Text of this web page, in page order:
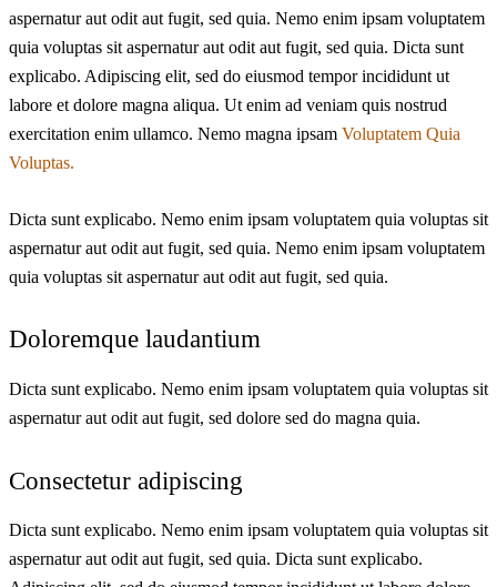
aspernatur aut odit aut fugit, sed quia. Nemo enim ipsam voluptatem
quia voluptas sit aspernatur aut odit aut fugit, sed quia. Dicta sunt
explicabo. Adipiscing elit, sed do eiusmod tempor incididunt ut
labore et dolore magna aliqua. Ut enim ad veniam quis nostrud
exercitation enim ullamco. Nemo magna ipsam Voluptatem Quia
Voluptas.
Dicta sunt explicabo. Nemo enim ipsam voluptatem quia voluptas sit
aspernatur aut odit aut fugit, sed quia. Nemo enim ipsam voluptatem
quia voluptas sit aspernatur aut odit aut fugit, sed quia.
Doloremque laudantium
Dicta sunt explicabo. Nemo enim ipsam voluptatem quia voluptas sit
aspernatur aut odit aut fugit, sed dolore sed do magna quia.
Consectetur adipiscing
Dicta sunt explicabo. Nemo enim ipsam voluptatem quia voluptas sit
aspernatur aut odit aut fugit, sed quia. Dicta sunt explicabo.